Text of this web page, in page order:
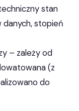
stan
danych, stopień
– zależy od
(z
do